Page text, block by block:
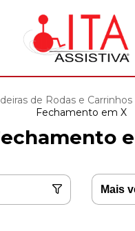
de Rodas e Carrinhos
Fechamento em X